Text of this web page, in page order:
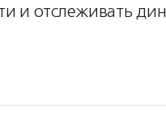
и отслеживать